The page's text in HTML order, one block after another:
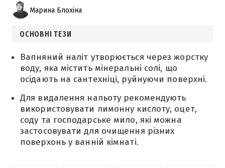
Марина Блохіна
ОСНОВНІ ТЕЗИ
Вапняний наліт утворюється через жорстку
воду, яка містить мінеральні солі, що
осідають на сантехніці, руйнуючи поверхні.
Для видалення нальоту рекомендують
використовувати лимонну кислоту, оцет,
соду та господарське мило, які можна
застосовувати для очищення різних
поверхонь у ванній кімнаті.